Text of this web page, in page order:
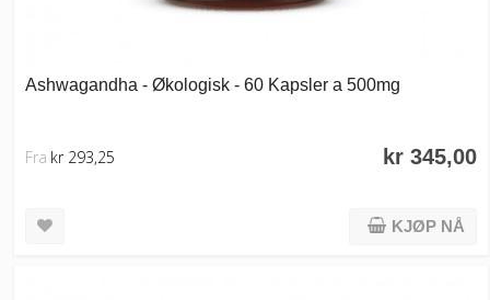
Ashwagandha - Økologisk - 60 Kapsler a 500mg
kr 345,00
Fra kr 293,25
KJØP NÅ